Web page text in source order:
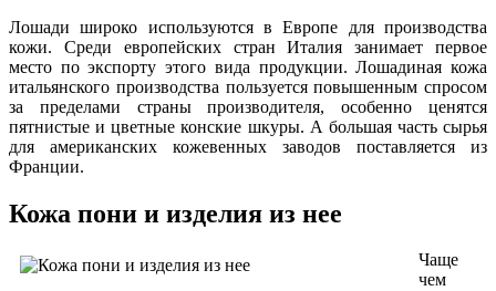
Лошади широко используются в Европе для производства
кожи. Среди европейских стран Италия занимает первое
место по экспорту этого вида продукции. Лошадиная кожа
итальянского производства пользуется повышенным спросом
за пределами страны производителя, особенно ценятся
пятнистые и цветные конские шкуры. А большая часть сырья
для американских кожевенных заводов поставляется из
Франции.
Кожа пони и изделия из нее
Чаще
чем